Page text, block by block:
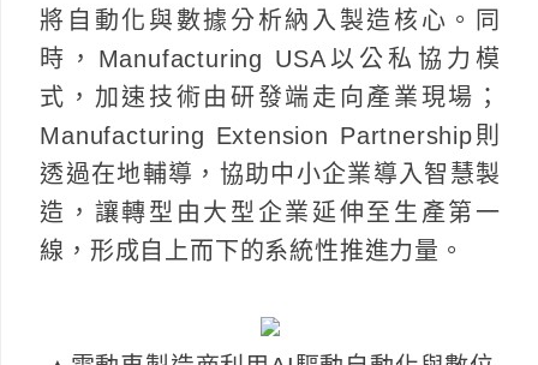
將自動化與數據分析納入製造核心。同
時，Manufacturing USA以公私協力模
式，加速技術由研發端走向產業現場；
Manufacturing Extension Partnership則
透過在地輔導，協助中小企業導入智慧製
造，讓轉型由大型企業延伸至生產第一
線，形成自上而下的系統性推進力量。